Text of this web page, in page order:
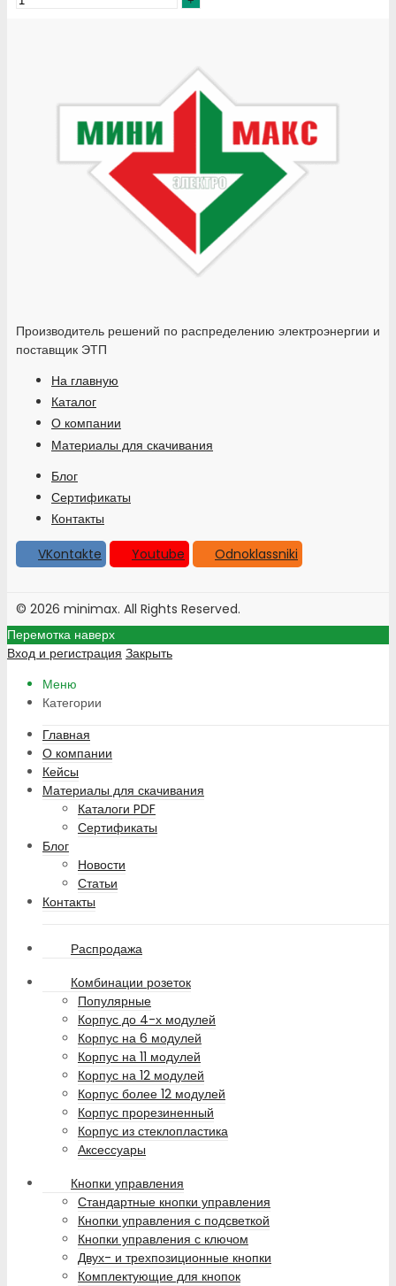
Производитель решений по распределению электроэнергии и
поставщик ЭТП
На главную
Каталог
О компании
Материалы для скачивания
Блог
Сертификаты
Контакты
VKontakte
Youtube Odnoklassniki
© 2026 minimax. All Rights Reserved.
Перемотка наверх
Вход и регистрация Закрыть
Меню
Категории
Главная
О компании
Кейсы
Материалы для скачивания
Каталоги PDF
Сертификаты
Блог
Новости
Статьи
Контакты
Распродажа
Комбинации розеток
Популярные
Корпус до 4-х модулей
Корпус на 6 модулей
Корпус на 11 модулей
Корпус на 12 модулей
Корпус более 12 модулей
Корпус прорезиненный
Корпус из стеклопластика
Аксессуары
Кнопки управления
Стандартные кнопки управления
Кнопки управления с подсветкой
Кнопки управления с ключом
Двух- и трехпозиционные кнопки
Комплектующие для кнопок